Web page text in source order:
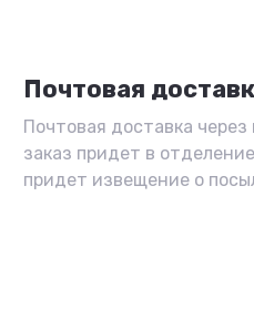
Почтовая
Почтовая доставка
заказ придет в
придет извещение о